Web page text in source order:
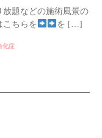
題などの施術風景の
こちらを
を […]
化症